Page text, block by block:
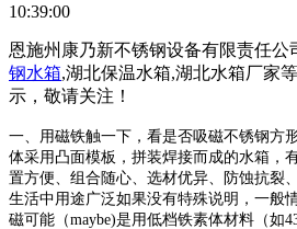
10:39:00
恩施州康乃新不锈钢设备有限责任公
钢水箱,湖北保温水箱,湖北水箱厂家
示，敬请关注！
一、用磁铁触一下，看是否吸磁不锈钢方
体采用凸面模板，拼装焊接而成的水箱，
置方便、组合随心、选材优异、防蚀抗裂
生活中用途广泛如果没有特殊说明，一般
磁可能（maybe)是用低档铁素体材料（如